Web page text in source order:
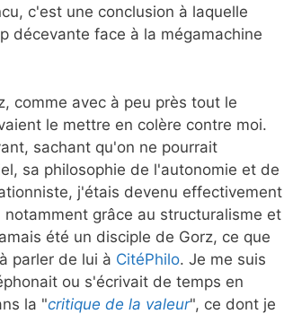
c'est une conclusion à laquelle
décevante face à la mégamachine
comme avec à peu près tout le
le mettre en colère contre moi.
sachant qu'on ne pourrait
sa philosophie de l'autonomie et de
j'étais devenu effectivement
grâce au structuralisme et
été un disciple de Gorz, ce que
parler de lui à CitéPhilo. Je me suis
ou s'écrivait de temps en
la "critique de la valeur", ce dont je